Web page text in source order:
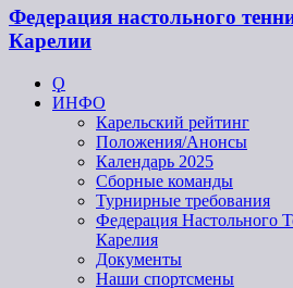
Федерация настольного
Карелии
Ϙ
ИНФО
Карельский рейтинг
Положения/Анонсы
Календарь 2025
Сборные команды
Турнирные требования
Федерация Настольного
Карелия
Документы
Наши спортсмены